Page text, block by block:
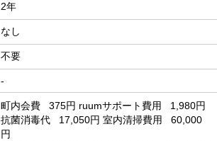
2年
なし
不要
-
町内会費 375円 ruumサポート費用
1,980円
抗菌消毒代
17,050円 室内清掃費用
60,000
円